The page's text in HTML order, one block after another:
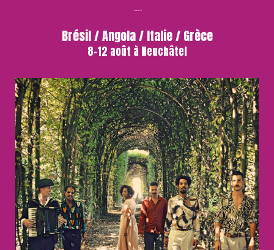
Brésil / Angola / Italie / Grèce
8-12 août à Neuchâtel